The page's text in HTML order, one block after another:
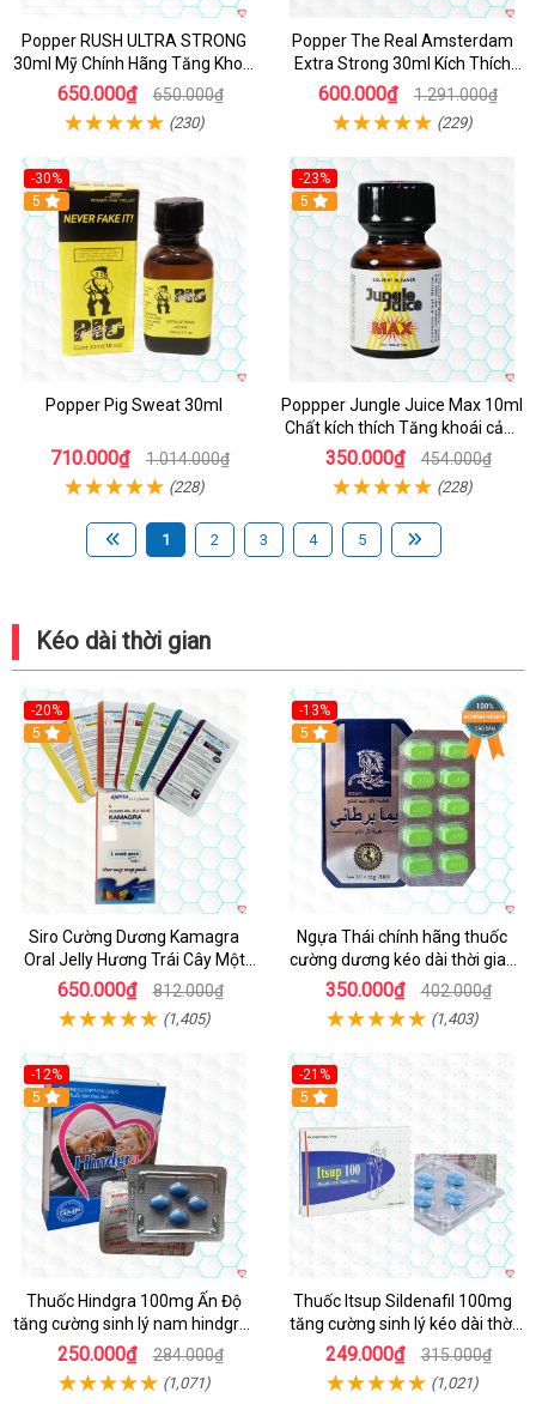
Popper RUSH ULTRA STRONG
30ml Mỹ Chính Hãng Tăng Khoái
Cảm
650.000₫ 650.000₫
(230)
Popper The Real Amsterdam
Extra Strong 30ml Kích Thích
Cường Độ Cao
600.000₫ 1.291.000₫
(229)
-30%
5
Popper Pig Sweat 30ml
710.000₫ 1.014.000₫
(228)
-23%
5
Poppper Jungle Juice Max 10ml
Chất kích thích Tăng khoái cảm
An toàn
350.000₫ 454.000₫
(228)
1 2 3 4 5
Kéo dài thời gian
-20%
5
Siro Cường Dương Kamagra
Oral Jelly Hương Trái Cây Một
Hộp 7 Gói 100g
650.000₫ 812.000₫
(1,405)
-13%
Hot
5
Ngựa Thái chính hãng thuốc
cường dương kéo dài thời gian
cho Nam hộp 10 viên
350.000₫ 402.000₫
(1,403)
-12%
5
Thuốc Hindgra 100mg Ấn Độ
tăng cường sinh lý nam hindgra-
100 chống xts cương dương
250.000₫ 284.000₫
(1,071)
-21%
5
Thuốc Itsup Sildenafil 100mg
tăng cường sinh lý kéo dài thời
gian cho nam
249.000₫ 315.000₫
(1,021)